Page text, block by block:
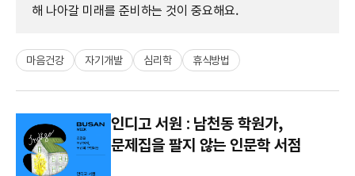
해 나아갈 미래를 준비하는 것이 중요해요.
마음건강 자기개발 심리학 휴식방법
인디고 서원 : 남천동 학원가,
문제집을 팔지 않는 인문학 서점